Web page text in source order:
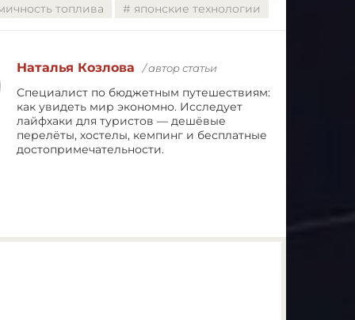
топлива
японские технологии
Наталья Козлова / автор статьи
Специалист по бюджетным путешествиям:
как увидеть мир экономно. Исследует
лайфхаки для туристов — дешёвые
перелёты, хостелы, кемпинг и бесплатные
достопримечательности.